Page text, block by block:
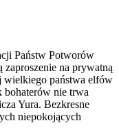
Państw Potworów
zaproszenie na prywatną
wielkiego państwa elfów
nie trwa
Yura. Bezkresne
niepokojących